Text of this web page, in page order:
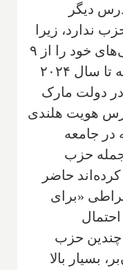
دیگر
ندارد، زیرا
دموکرات‌های۶۶ تعداد کرسی‌های خود را از ۹
به ۲۶ افزایش داده‌اند. رُب که تا سال ۲۰۲۴
دولت مارک
هویت هلندی
در جامعه
جمله حزب
کرده‌اند حاضر
«برای
چندین حزب
بسیار بالا